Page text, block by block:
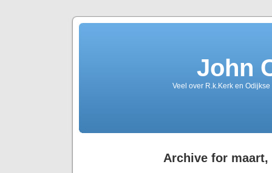
John
Veel over R.k.Kerk en
Archive for maart,